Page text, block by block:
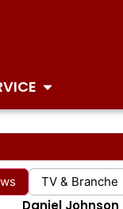
TV & Branche
Daniel